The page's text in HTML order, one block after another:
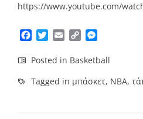
https://www.youtube.com/
Facebook
TwitterEmailCopy
Posted in Basketball
Tagged in μπάσκετ, NBA,